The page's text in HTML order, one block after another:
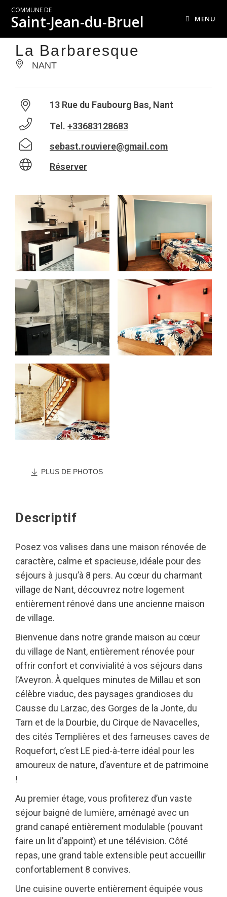
COMMUNE DE
Saint-Jean-du-Bruel MENU
La Barbaresque
NANT
13 Rue du Faubourg Bas, Nant
Tel. +33683128683
sebast.rouviere@gmail.com
Réserver
PLUS DE PHOTOS
Descriptif
Posez vos valises dans une maison rénovée de
caractère, calme et spacieuse, idéale pour des
séjours à jusqu’à 8 pers. Au cœur du charmant
village de Nant, découvrez notre logement
entièrement rénové dans une ancienne maison
de village.
Bienvenue dans notre grande maison au cœur
du village de Nant, entièrement rénovée pour
offrir confort et convivialité à vos séjours dans
l’Aveyron. À quelques minutes de Millau et son
célèbre viaduc, des paysages grandioses du
Causse du Larzac, des Gorges de la Jonte, du
Tarn et de la Dourbie, du Cirque de Navacelles,
des cités Templières et des fameuses caves de
Roquefort, c’est LE pied-à-terre idéal pour les
amoureux de nature, d’aventure et de patrimoine
!
Au premier étage, vous profiterez d’un vaste
séjour baigné de lumière, aménagé avec un
grand canapé entièrement modulable (pouvant
faire un lit d’appoint) et une télévision. Côté
repas, une grand table extensible peut accueillir
confortablement 8 convives.
Une cuisine ouverte entièrement équipée vous